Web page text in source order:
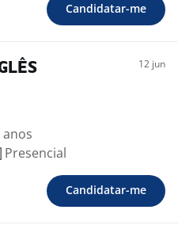
Candidatar-me
12 jun
anos
Presencial
Candidatar-me